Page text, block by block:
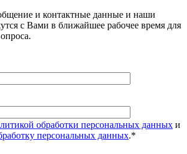
и контактные данные и наши
с Вами в ближайшее рабочее время для
обработки персональных данных и
персональных данных.*